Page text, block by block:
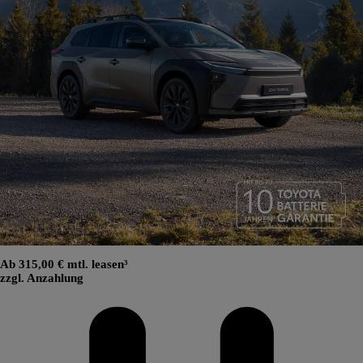
Ab 315,00 € mtl. leasen³
zzgl. Anzahlung